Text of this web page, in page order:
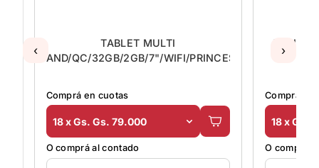
AVENGERS
TABLET MULTI
AND/QC/32GB/2GB/7"/WIFI/PRINCESAS
Comprá en cuotas
18 x Gs. Gs. 79.000
O comprá al contado
TABLET
Comprá en
18 x Gs.
O comprá
‹ ›